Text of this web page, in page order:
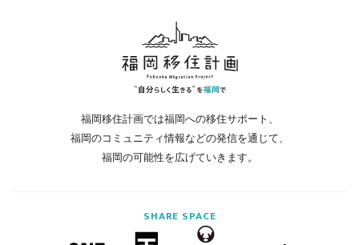
福岡移住計画では福岡への移住サポート、
福岡のコミュニティ情報などの発信を通じて、
福岡の可能性を広げていきます。
SHARE SPACE